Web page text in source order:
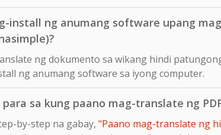
install ng anumang software upang
ng dokumento sa wikang hindi
ng anumang software sa iyong computer.
sa kung paano mag-translate ng
by-step na gabay, "Paano mag-translate ng